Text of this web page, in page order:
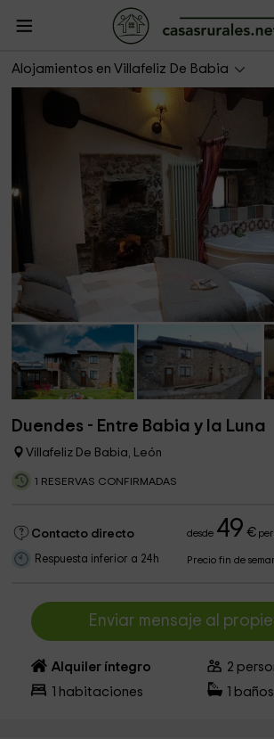
Alojamientos en Villafeliz De Babia
Duendes - Entre Babia y la Luna
Duendes - Entre Babia y la Luna
Villafeliz De Babia, León
1 RESERVAS CONFIRMADAS
Contacto directo desde 49 €
Respuesta inferior a 24h Precio fin de
Enviar mensaje al
Alquiler íntegro 2
habitaciones baños